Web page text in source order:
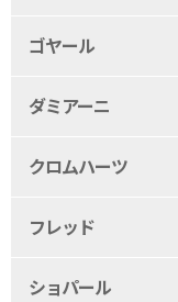
ゴヤール
ダミアーニ
クロムハーツ
フレッド
ショパール